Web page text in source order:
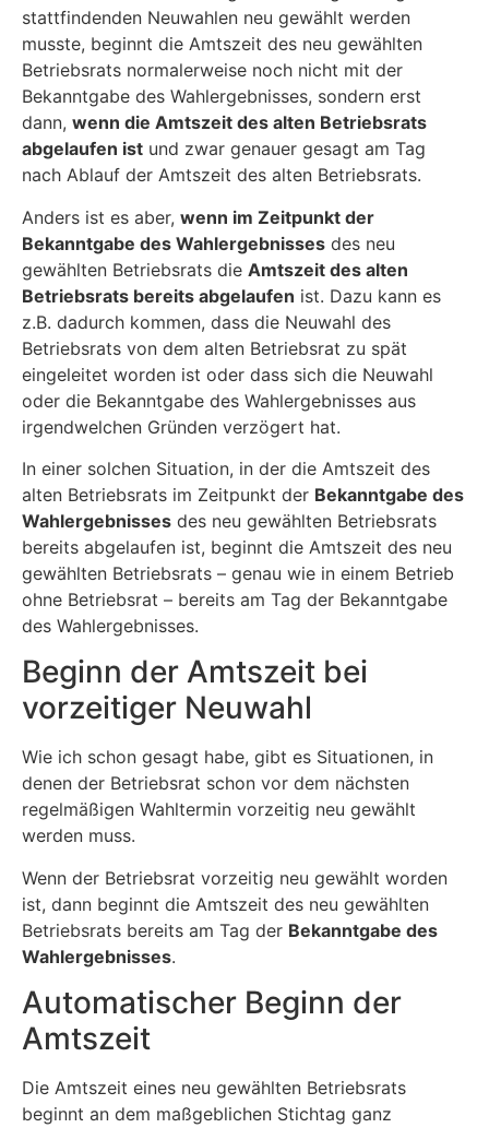
stattfindenden Neuwahlen neu gewählt werden
musste, beginnt die Amtszeit des neu gewählten
Betriebsrats normalerweise noch nicht mit der
Bekanntgabe des Wahlergebnisses, sondern erst
dann, wenn die Amtszeit des alten Betriebsrats
abgelaufen ist und zwar genauer gesagt am Tag
nach Ablauf der Amtszeit des alten Betriebsrats.
Anders ist es aber, wenn im Zeitpunkt der
Bekanntgabe des Wahlergebnisses des neu
gewählten Betriebsrats die Amtszeit des alten
Betriebsrats bereits abgelaufen ist. Dazu kann es
z.B. dadurch kommen, dass die Neuwahl des
Betriebsrats von dem alten Betriebsrat zu spät
eingeleitet worden ist oder dass sich die Neuwahl
oder die Bekanntgabe des Wahlergebnisses aus
irgendwelchen Gründen verzögert hat.
In einer solchen Situation, in der die Amtszeit des
alten Betriebsrats im Zeitpunkt der Bekanntgabe des
Wahlergebnisses des neu gewählten Betriebsrats
bereits abgelaufen ist, beginnt die Amtszeit des neu
gewählten Betriebsrats – genau wie in einem Betrieb
ohne Betriebsrat – bereits am Tag der Bekanntgabe
des Wahlergebnisses.
Beginn der Amtszeit bei
vorzeitiger Neuwahl
Wie ich schon gesagt habe, gibt es Situationen, in
denen der Betriebsrat schon vor dem nächsten
regelmäßigen Wahltermin vorzeitig neu gewählt
werden muss.
Wenn der Betriebsrat vorzeitig neu gewählt worden
ist, dann beginnt die Amtszeit des neu gewählten
Betriebsrats bereits am Tag der Bekanntgabe des
Wahlergebnisses.
Automatischer Beginn der
Amtszeit
Die Amtszeit eines neu gewählten Betriebsrats
beginnt an dem maßgeblichen Stichtag ganz